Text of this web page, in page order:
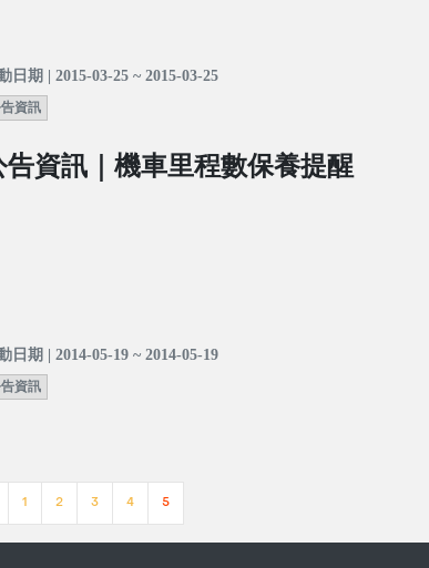
日期 | 2015-03-25 ~ 2015-03-25
資訊
告資訊｜機車里程數保養提醒
日期 | 2014-05-19 ~ 2014-05-19
資訊
1 2 3 4 5